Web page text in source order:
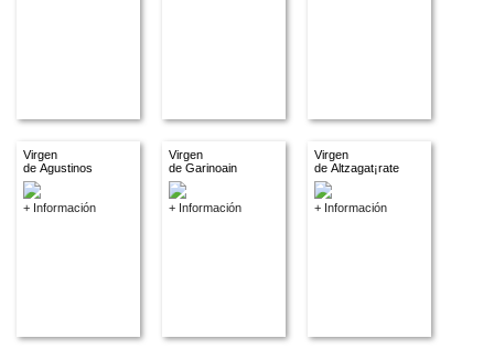
Virgen
de Agustinos
+ Información
Virgen
de Garinoain
+ Información
Virgen
de Altzagat¡rate
+ Información